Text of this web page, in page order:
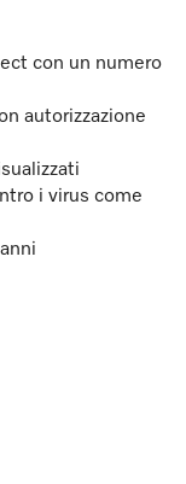
con un numero
autorizzazione
i virus come